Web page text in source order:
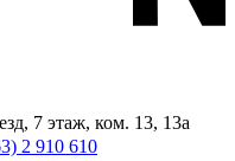
7 этаж, ком. 13, 13а
2 910 610